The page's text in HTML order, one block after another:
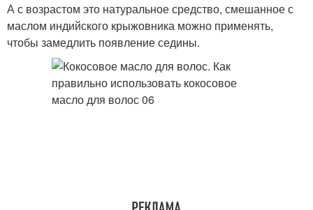
А с возрастом это натуральное средство, смешанное с
маслом индийского крыжовника можно применять,
чтобы замедлить появление седины.